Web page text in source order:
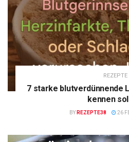
REZEPTE
7 starke blutverdünnende
kennen
BY REZEPTE38 26